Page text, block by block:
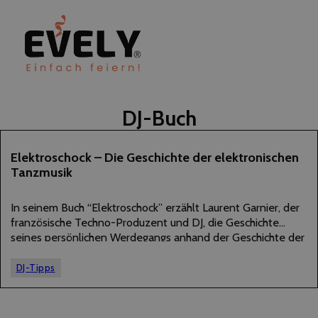
DJ-Buch
21
FEBRUAR
Elektroschock – Die Geschichte der elektronischen
Tanzmusik
In seinem Buch “Elektroschock” erzählt Laurent Garnier, der
französische Techno-Produzent und DJ, die Geschichte
seines persönlichen Werdegangs anhand der Geschichte der
und Journalisten David Brun-Lambert rekapituliert er die
DJ-Tipps